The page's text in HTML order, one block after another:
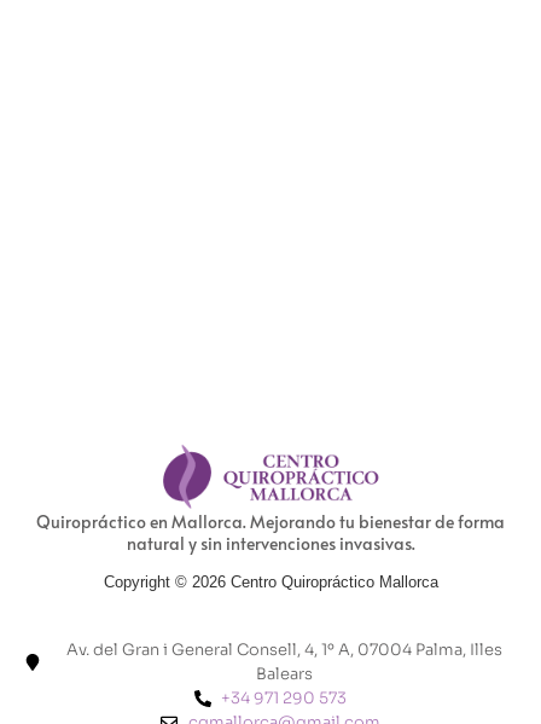
Quiropráctico en Mallorca. Mejorando tu bienestar de forma
natural y sin intervenciones invasivas.
Copyright © 2026 Centro Quiropráctico Mallorca
Av. del Gran i General Consell, 4, 1º A, 07004 Palma, Illes
Balears
+34 971 290 573